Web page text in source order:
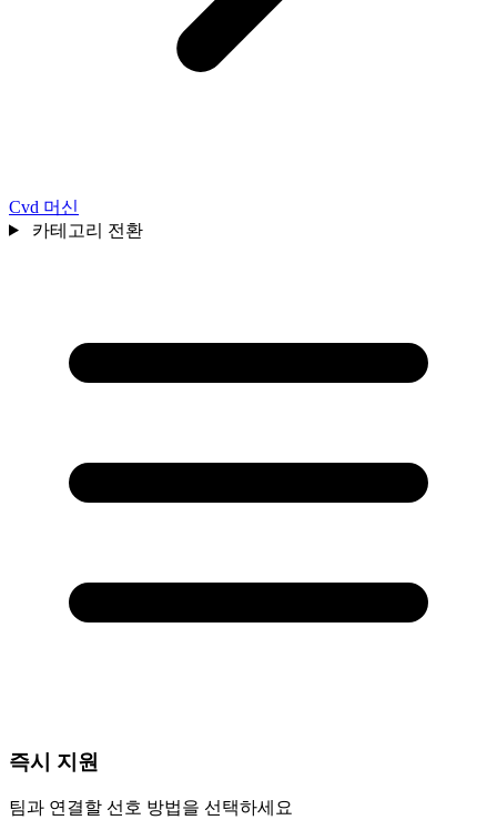
Cvd 머신
카테고리 전환
즉시 지원
팀과 연결할 선호 방법을 선택하세요